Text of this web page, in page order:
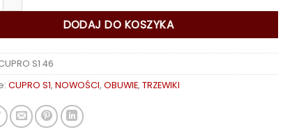
DODAJ DO KOSZYKA
S1 46
CUPRO S1, NOWOŚCI, OBUWIE, TRZEWIKI